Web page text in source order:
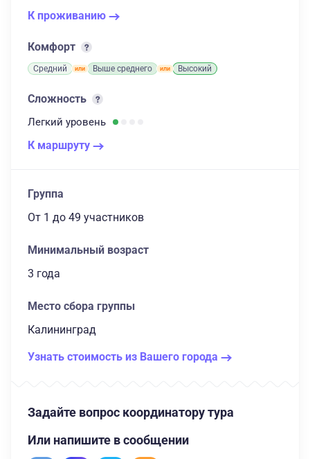
К проживанию
Комфорт
Средний Выше среднего Высокий
Сложность
Легкий уровень
К маршруту
Группа
От 1 до 49 участников
Минимальный возраст
3 года
Место сбора группы
Калининград
Узнать стоимость из Вашего города
Задайте вопрос координатору тура
Или напишите в сообщении